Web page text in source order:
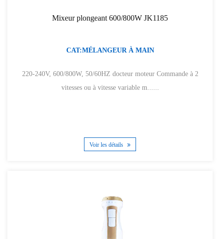
Mixeur plongeant 600/800W JK1185
CAT:MÉLANGEUR À MAIN
220-240V, 600/800W, 50/60HZ docteur moteur Commande à 2
vitesses ou à vitesse variable m......
Voir les détails